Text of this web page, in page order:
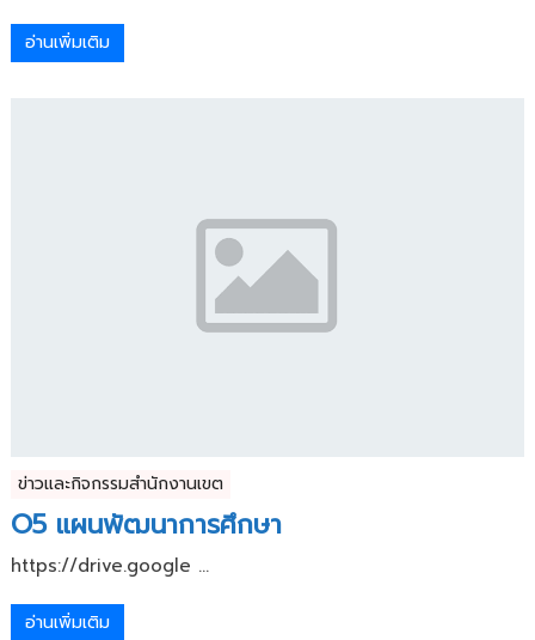
อ่านเพิ่มเติม
ข่าวและกิจกรรมสำนักงานเขต
O5 แผนพัฒนาการศึกษา
https://drive.google ...
อ่านเพิ่มเติม